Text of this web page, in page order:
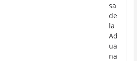
sa
de
la
Ad
ua
na